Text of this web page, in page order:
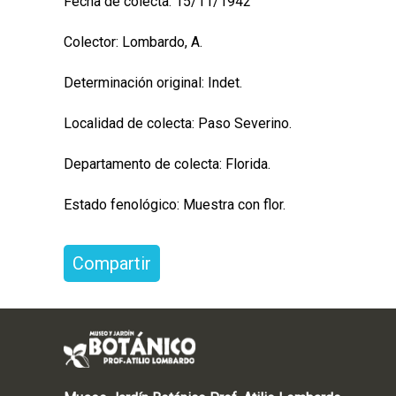
Colector: Lombardo, A.
Determinación original: Indet.
Localidad de colecta: Paso Severino.
Departamento de colecta: Florida.
Estado fenológico: Muestra con flor.
Compartir